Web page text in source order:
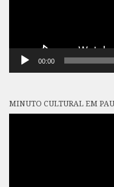
00:00
MINUTO CULTURAL EM